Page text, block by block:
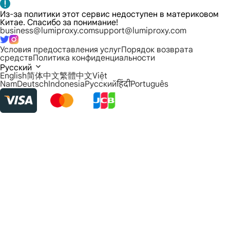
Из-за политики этот сервис недоступен в материковом
Китае. Спасибо за понимание!
business@lumiproxy.comsupport@lumiproxy.com
Условия предоставления услугПорядок возврата
средствПолитика конфиденциальности
Русский
English简体中文繁體中文Việt
NamDeutschIndonesiaРусскийहिंदीPortuguês